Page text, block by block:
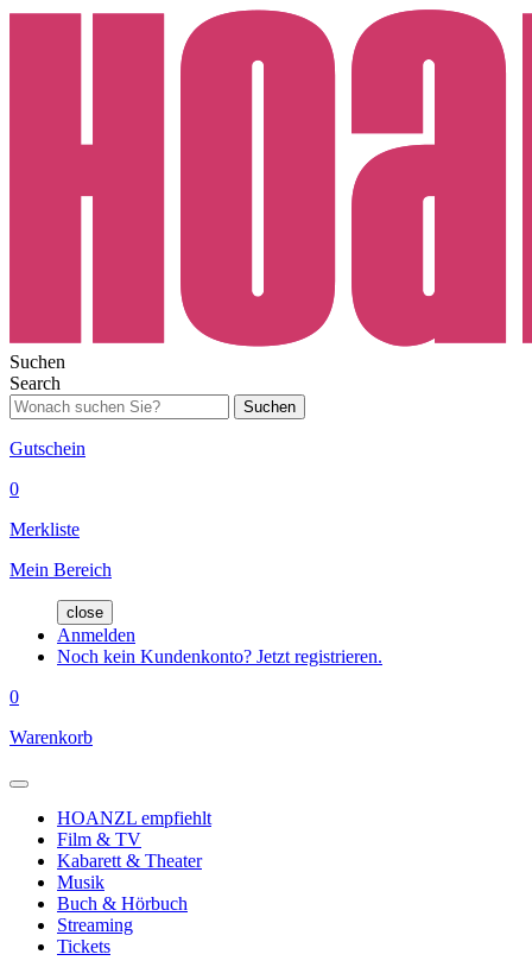
Suchen
Search
Suchen
Gutschein
0
Merkliste
Mein Bereich
close
Anmelden
Noch kein Kundenkonto? Jetzt registrieren.
0
Warenkorb
HOANZL empfiehlt
Film & TV
Kabarett & Theater
Musik
Buch & Hörbuch
Streaming
Tickets